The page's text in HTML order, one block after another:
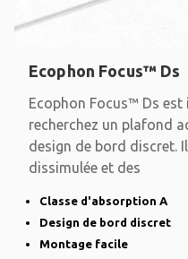
Ecophon Focus™ Ds
Ecophon Focus™ Ds
recherchez un plafond
design de bord discret.
dissimulée et des
Classe d'absorption A
Design de bord discret
Montage facile